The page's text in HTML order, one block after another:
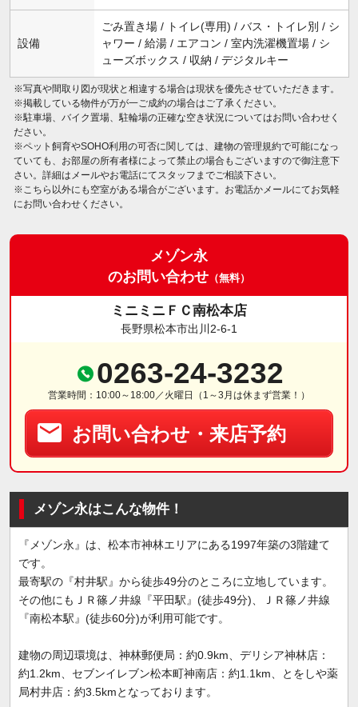
設備
ごみ置き場 / トイレ(専用) / バス・トイレ別 / シ
ャワー / 給湯 / エアコン / 室内洗濯機置場 / シ
ューズボックス / 収納 / デジタルキー
※写真や間取り図が現状と相違する場合は現状を優先させていただきます。
※掲載している物件が万が一ご成約の場合はご了承ください。
※駐車場、バイク置場、駐輪場の正確な空き状況についてはお問い合わせく
ださい。
※ペット飼育やSOHO利用の可否に関しては、建物の管理規約で可能になっ
ていても、お部屋の所有者様によって禁止の場合もございますので御注意下
さい。詳細はメールやお電話にてスタッフまでご相談下さい。
※こちら以外にも空室がある場合がございます。お電話かメールにてお気軽
にお問い合わせください。
メゾン永
のお問い合わせ （無料）
ミニミニＦＣ南松本店
長野県松本市出川2-6-1
0263-24-3232
営業時間：10:00～18:00／火曜日（1～3月は休まず営業！）
お問い合わせ・来店予約
メゾン永はこんな物件！
『メゾン永』は、松本市神林エリアにある1997年築の3階建て
です。
最寄駅の『村井駅』から徒歩49分のところに立地しています。
その他にもＪＲ篠ノ井線『平田駅』(徒歩49分)、ＪＲ篠ノ井線
『南松本駅』(徒歩60分)が利用可能です。
建物の周辺環境は、神林郵便局：約0.9km、デリシア神林店：
約1.2km、セブンイレブン松本町神南店：約1.1km、とをしや薬
局村井店：約3.5kmとなっております。